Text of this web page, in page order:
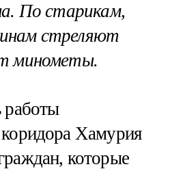
По старикам,
стреляют
минометы.
работы
Хамурия
которые